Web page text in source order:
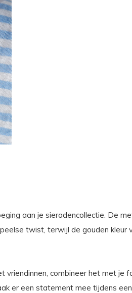
aan je sieradencollectie. De
twist, terwijl de gouden kleur
vriendinnen, combineer het met je
er een statement mee tijdens